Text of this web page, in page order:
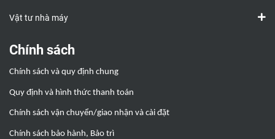
Vật tư nhà máy
Chính sách
Chính sách và quy định chung
Quy định và hình thức thanh toán
Chính sách vận chuyển/giao nhận và cài đặt
Chính sách bảo hành, Bảo trì